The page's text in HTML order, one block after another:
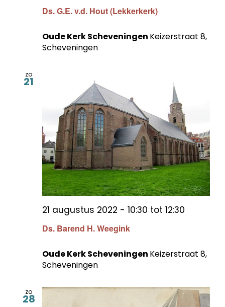
Ds. G.E. v.d. Hout (Lekkerkerk)
Oude Kerk Scheveningen Keizerstraat 8,
Scheveningen
zo
21
Ds. Barend H. Weegink
21 augustus 2022 - 10:30 tot 12:30
Oude Kerk Scheveningen Keizerstraat 8,
Scheveningen
zo
28